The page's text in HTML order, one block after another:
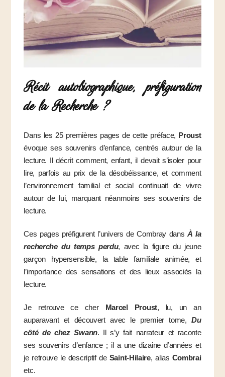
Récit autobiographique, préfiguration
de la Recherche ?
Dans les 25 premières pages de cette préface, Proust
évoque ses souvenirs d’enfance, centrés autour de la
lecture. Il décrit comment, enfant, il devait s’isoler pour
lire, parfois au prix de la désobéissance, et comment
l’environnement familial et social continuait de vivre
autour de lui, marquant néanmoins ses souvenirs de
lecture.
Ces pages préfigurent l’univers de Combray dans À la
recherche du temps perdu, avec la figure du jeune
garçon hypersensible, la table familiale animée, et
l’importance des sensations et des lieux associés la
lecture.
Je retrouve ce cher Marcel Proust, lu, un an
auparavant et découvert avec le premier tome,Du
côté de chez Swann. Il s’y fait narrateur et raconte
ses souvenirs d’enfance ; il a une dizaine d’années et
je retrouve le descriptif de Saint-Hilaire, alias Combrai
etc.